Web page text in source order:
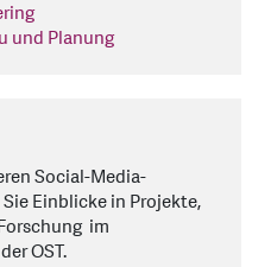
und Planung
Social-Media-
Einblicke in Projekte,
im
OST.